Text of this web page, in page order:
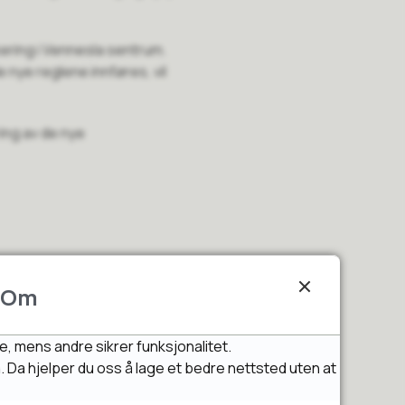
i Vennesla sentrum.
nye reglene innføres, vil
av de nye
Om
mens andre sikrer funksjonalitet.
Da hjelper du oss å lage et bedre nettsted uten at